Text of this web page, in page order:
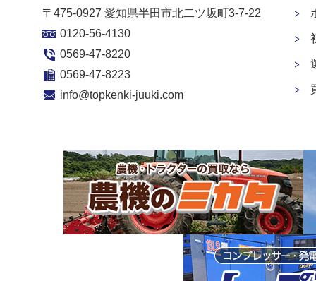
〒475-0927 愛知県半田市北二ツ坂町3-7-22
0120-56-4130
0569-47-8220
0569-47-8223
info@topkenki-juuki.com